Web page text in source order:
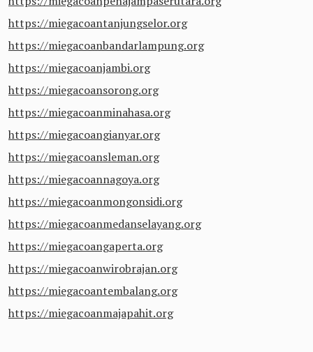
https://miegacoantanjungselor.org
https://miegacoanbandarlampung.org
https://miegacoanjambi.org
https://miegacoansorong.org
https://miegacoanminahasa.org
https://miegacoangianyar.org
https://miegacoansleman.org
https://miegacoannagoya.org
https://miegacoanmongonsidi.org
https://miegacoanmedanselayang.org
https://miegacoangaperta.org
https://miegacoanwirobrajan.org
https://miegacoantembalang.org
https://miegacoanmajapahit.org